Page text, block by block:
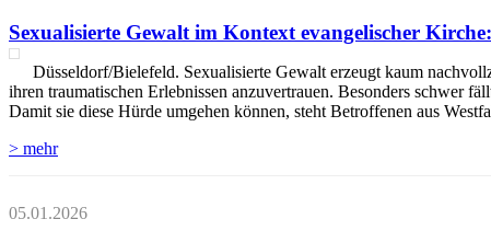
Sexualisierte Gewalt im Kontext evangelischer
Düsseldorf/Bielefeld. Sexualisierte Gewalt erzeugt kaum
ihren traumatischen Erlebnissen anzuvertrauen. Besonders schwer
Damit sie diese Hürde umgehen können, steht Betroffenen aus
> mehr
05.01.2026